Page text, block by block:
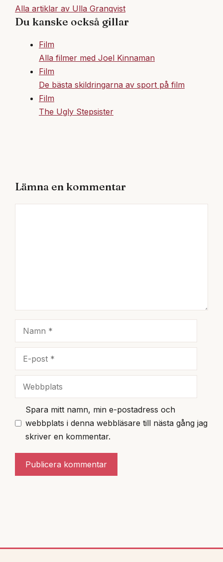
Alla artiklar av Ulla Granqvist
Du kanske också gillar
Film
Alla filmer med Joel Kinnaman
Film
De bästa skildringarna av sport på film
Film
The Ugly Stepsister
Lämna en kommentar
Spara mitt namn, min e-postadress och
webbplats i denna webbläsare till nästa gång jag
skriver en kommentar.